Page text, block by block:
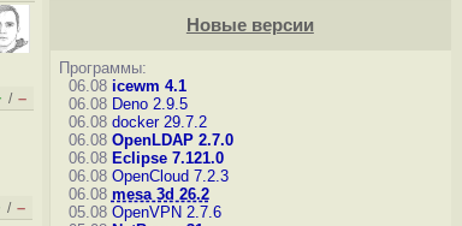
/ –
/ –
Новые версии
Программы:
06.08 icewm 4.1
06.08 Deno 2.9.5
06.08 docker 29.7.2
06.08 OpenLDAP 2.7.0
06.08 Eclipse 7.121.0
06.08 OpenCloud 7.2.3
06.08 mesa 3d 26.2
05.08 OpenVPN 2.7.6